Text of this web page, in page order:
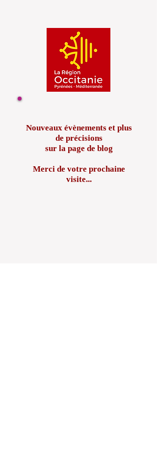
Nouveaux évènements et plus
de précisions
sur la page de blog
Merci de votre prochaine
visite...